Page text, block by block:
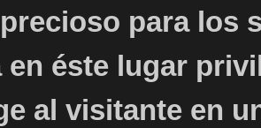
para los
en éste lugar
al visitante en